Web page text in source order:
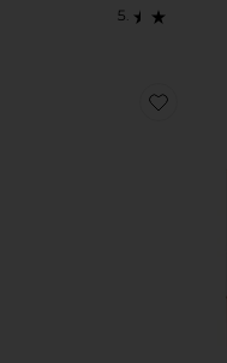
Favorite